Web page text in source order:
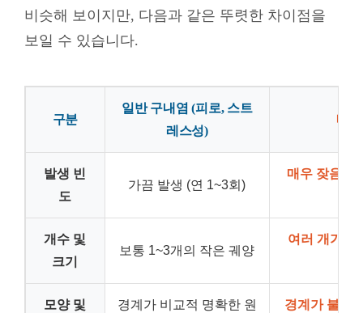
비슷해 보이지만, 다음과 같은 뚜렷한 차이점을
보일 수 있습니다.
구분
일반 구내염 (피로, 스트
레스성)
베
발생 빈
도
가끔 발생 (연 1~3회)
매우 잦음 (
개수 및
크기
보통 1~3개의 작은 궤양
여러 개가
모양 및
경계가 비교적 명확한 원
경계가 불분